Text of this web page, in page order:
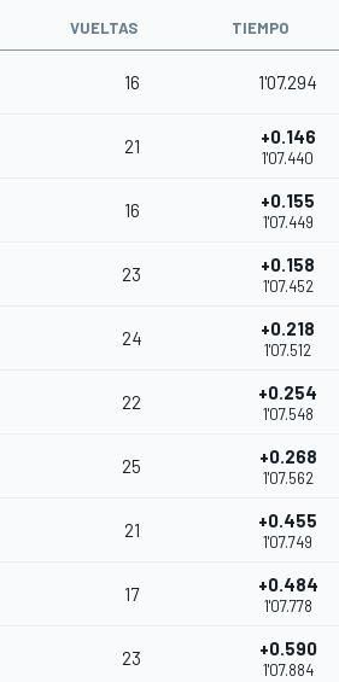
VUELTAS TIEMPO
16 1'07.294
21 +0.146
1'07.440
16 +0.155
1'07.449
23 +0.158
1'07.452
24 +0.218
1'07.512
22 +0.254
1'07.548
25 +0.268
1'07.562
21 +0.455
1'07.749
17 +0.484
1'07.778
23 +0.590
1'07.884